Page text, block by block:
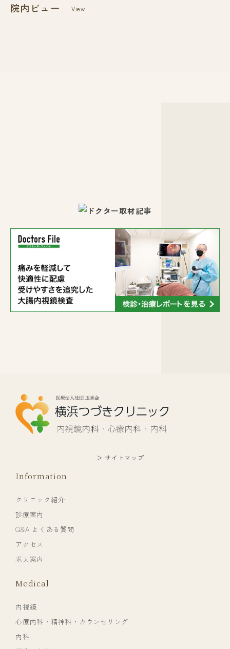
院内ビュー View
＞ サイトマップ
Information
クリニック紹介
診療案内
Q&A よくある質問
アクセス
求人案内
Medical
内視鏡
心療内科・精神科・カウンセリング
内科